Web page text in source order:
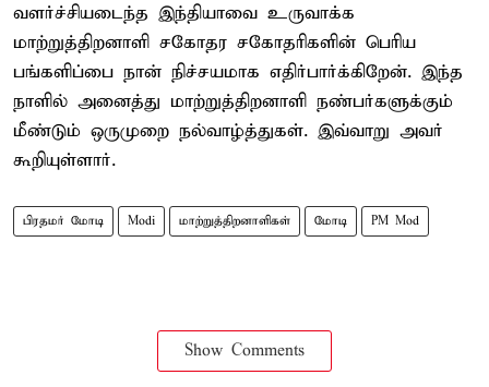
வளர்ச்சியடைந்த இந்தியாவை உருவாக்க
மாற்றுத்திறனாளி சகோதர சகோதரிகளின் பெரிய
பங்களிப்பை நான் நிச்சயமாக எதிர்பார்க்கிறேன். இந்த
நாளில் அனைத்து மாற்றுத்திறனாளி நண்பர்களுக்கும்
மீண்டும் ஒருமுறை நல்வாழ்த்துகள். இவ்வாறு அவர்
கூறியுள்ளார்.
பிரதமர் மோடி Modi மாற்றுத்திறனாளிகள் மோடி PM Mod
Show Comments